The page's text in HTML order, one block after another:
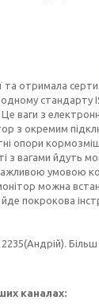
отримала
стандарту
ваги з
з окремим
опори
з вагами йдуть
умовою
можна
покрокова
каналах: